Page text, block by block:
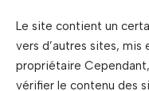
Le site contient un
vers d’autres sites, mis
propriétaire
vérifier le contenu des